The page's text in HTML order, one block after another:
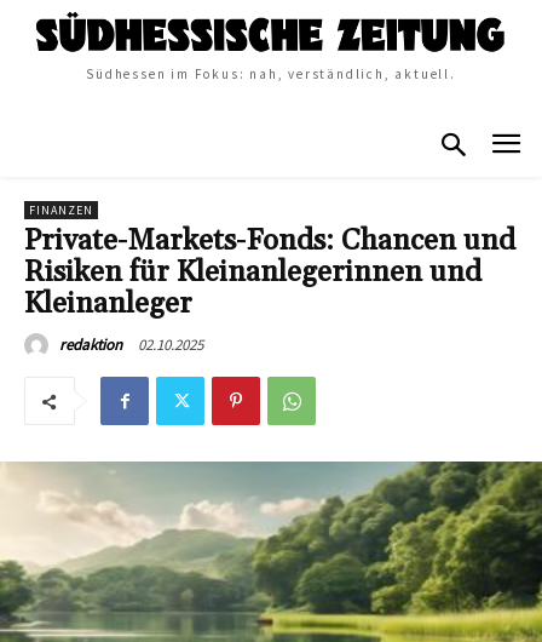
Südhessen im Fokus: nah, verständlich, aktuell.
FINANZEN
Private-Markets-Fonds: Chancen und
Risiken für Kleinanlegerinnen und
Kleinanleger
redaktion 02.10.2025